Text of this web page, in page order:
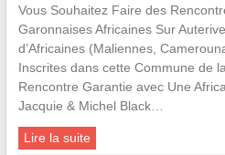
Vous Souhaitez Faire des
Garonnaises Africaines Sur
d’Africaines (Maliennes,
Inscrites dans cette Commune de
Rencontre Garantie avec Une
Jacquie & Michel Black…
Lire la suite